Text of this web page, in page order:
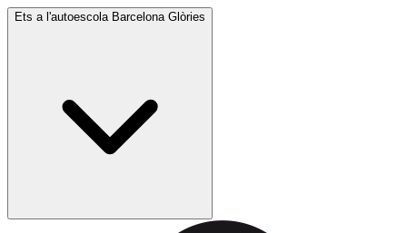
Ets a l'autoescola Barcelona Glòries